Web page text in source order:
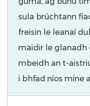
sula brúchtann
freisin le leanaí
maidir le glanadh
mbeidh an t-
i bhfad níos míne